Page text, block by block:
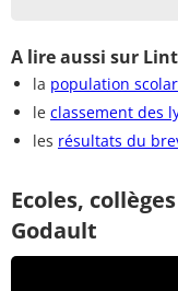
A lire aussi sur
la population
le classement des
les résultats du
Ecoles,
Godault